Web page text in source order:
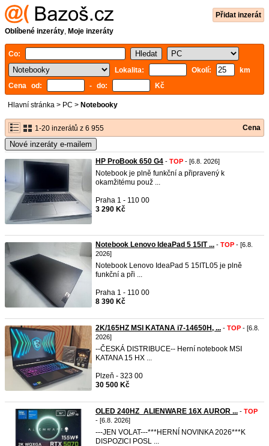
Přidat inzerát
Oblíbené inzeráty, Moje inzeráty
Co:
Lokalita:
Okolí:
km
Cena od:
- do: Kč
Hlavní stránka > PC > Notebooky
1-20 inzerátů z 6 955 Cena
Nové inzeráty e-mailem
HP ProBook 650 G4 - TOP - [6.8. 2026]
Notebook je plně funkční a připravený k
okamžitému použ ...
Praha 1 - 110 00
3 290 Kč
Notebook Lenovo IdeaPad 5 15IT ... - TOP - [6.8.
2026]
Notebook Lenovo IdeaPad 5 15ITL05 je plně
funkční a při ...
Praha 1 - 110 00
8 390 Kč
2K/165HZ MSI KATANA i7-14650H, ... - TOP - [6.8.
2026]
--ČESKÁ DISTRIBUCE-- Herní notebook MSI
KATANA 15 HX ...
Plzeň - 323 00
30 500 Kč
OLED 240HZ_ALIENWARE 16X AUROR ... - TOP
- [6.8. 2026]
---JEN VOLAT---***HERNÍ NOVINKA 2026***K
DISPOZICI POSL ...